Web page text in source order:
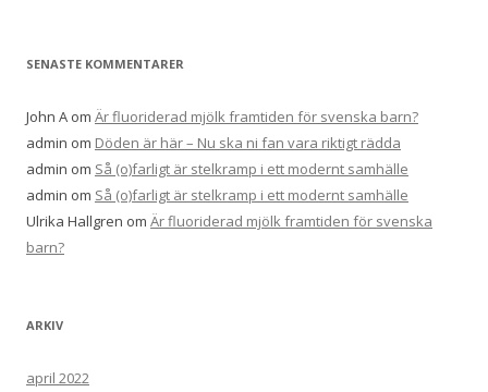
SENASTE KOMMENTARER
John A om Är fluoriderad mjölk framtiden för svenska barn?
admin om Döden är här – Nu ska ni fan vara riktigt rädda
admin om Så (o)farligt är stelkramp i ett modernt samhälle
admin om Så (o)farligt är stelkramp i ett modernt samhälle
Ulrika Hallgren om Är fluoriderad mjölk framtiden för svenska
barn?
ARKIV
april 2022